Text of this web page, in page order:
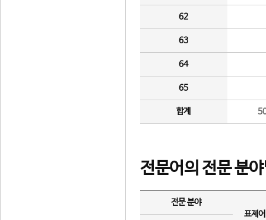
62
63
64
65
합계
전문어의 전문 분
전문 분야
표제